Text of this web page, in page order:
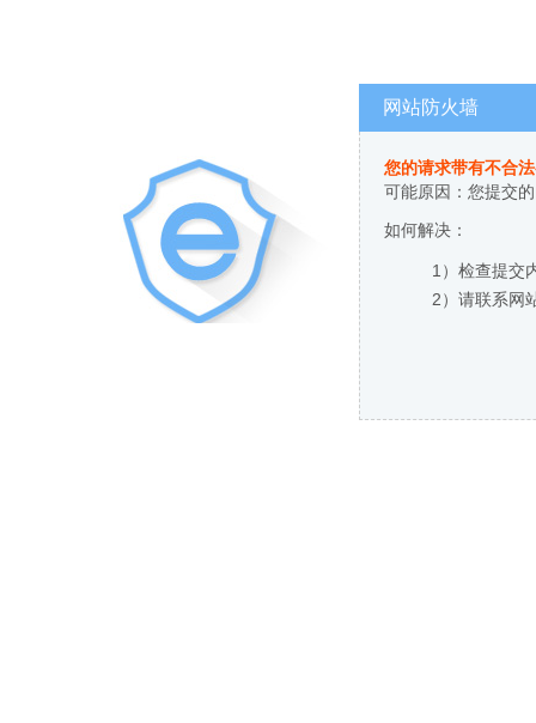
网站防火墙
您的请求带有不合
可能原因：您提交
如何解决：
1）检查提交
2）请联系网